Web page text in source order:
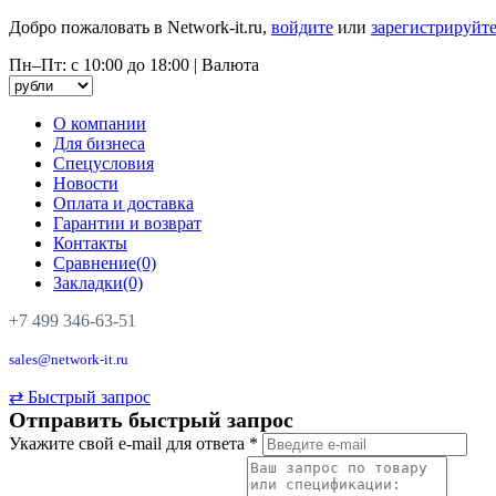
Добро пожаловать в Network-it.ru, войдите или
Пн–Пт: с 10:00 до 18:00 | Валюта
О компании
Для бизнеса
Спецусловия
Новости
Оплата и доставка
Гарантии и возврат
Контакты
Сравнение(0)
Закладки(0)
+7 499 346-63-51
sales@network-it.ru
⇄ Быстрый запрос
Отправить быстрый запрос
Укажите свой e-mail для ответа *